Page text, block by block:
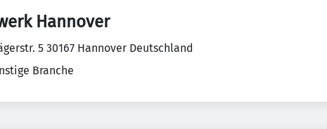
Hannover
5 30167 Hannover Deutschland
Branche